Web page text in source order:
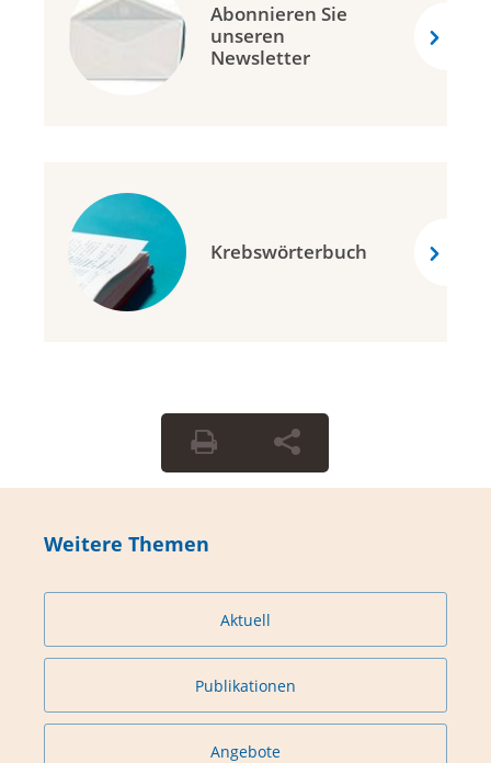
Abonnieren Sie
unseren
Newsletter
Krebswörterbuch
Weitere Themen
Aktuell
Publikationen
Angebote